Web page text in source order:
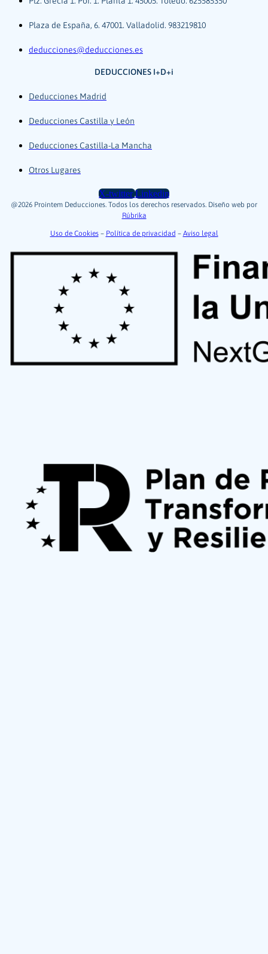
Plaza de España, 6. 47001. Valladolid. 983219810
deducciones@deducciones.es
DEDUCCIONES I+D+i
Deducciones Madrid
Deducciones Castilla y León
Deducciones Castilla-La Mancha
Otros Lugares
X-twitter Linkedin
@2026 Prointem Deducciones. Todos los derechos reservados. Diseño web por
Rúbrika
Uso de Cookies– Política de privacidad – Aviso legal